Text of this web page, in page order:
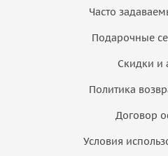
Часто
Подарочные
Скидки и
Политика
Договор
Условия